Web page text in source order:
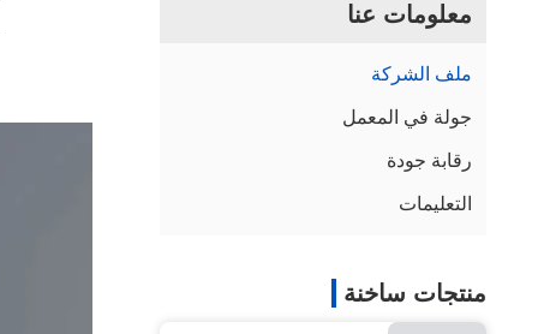
معلومات عنا
ملف الشركة
جولة في المعمل
رقابة جودة
التعليمات
منتجات ساخنة